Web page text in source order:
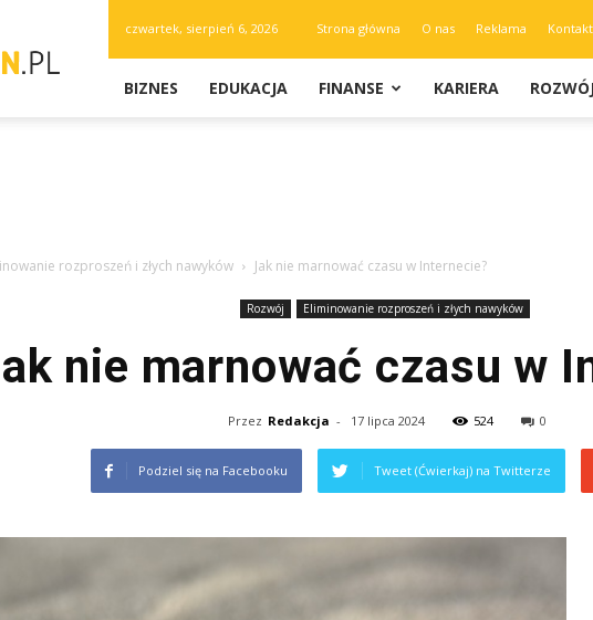
czwartek, sierpień 6, 2026 Strona główna O nas Reklama Kontakt
BIZNES EDUKACJA FINANSE KARIERA
rozproszeń i złych nawyków Jak nie marnować czasu w Internecie?
Rozwój Eliminowanie rozproszeń i złych nawyków
nie marnować czasu w
Przez Redakcja - 17 lipca 2024 524 0
Podziel się na Facebooku Tweet (Ćwierkaj) na Twitterze